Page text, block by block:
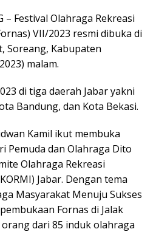
– Festival Olahraga Rekreasi
VII/2023 resmi dibuka di
Soreang, Kabupaten
malam.
di tiga daerah Jabar yakni
Bandung, dan Kota Bekasi.
Kamil ikut membuka
Pemuda dan Olahraga Dito
Olahraga Rekreasi
Jabar. Dengan tema
Masyarakat Menuju Sukses
Fornas di Jalak
dari 85 induk olahraga